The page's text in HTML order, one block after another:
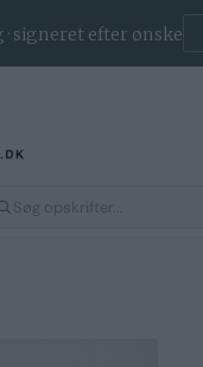
signeret efter ønske